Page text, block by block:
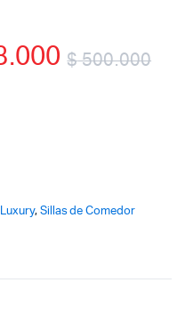
$500.000
, Sillas de Comedor